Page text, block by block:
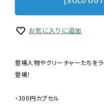
お気に入りに追加
登場人物やクリーチャーたちを
登場！
・300円カプセル